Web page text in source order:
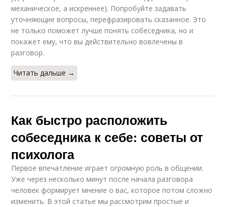
механическое, а искреннее). Попробуйте задавать
уточняющие вопросы, перефразировать сказанное. Это
не только поможет лучше понять собеседника, но и
покажет ему, что вы действительно вовлечены в
разговор.
Читать дальше →
Как быстро расположить
собеседника к себе: советы от
психолога
Первое впечатление играет огромную роль в общении.
Уже через несколько минут после начала разговора
человек формирует мнение о вас, которое потом сложно
изменить. В этой статье мы рассмотрим простые и